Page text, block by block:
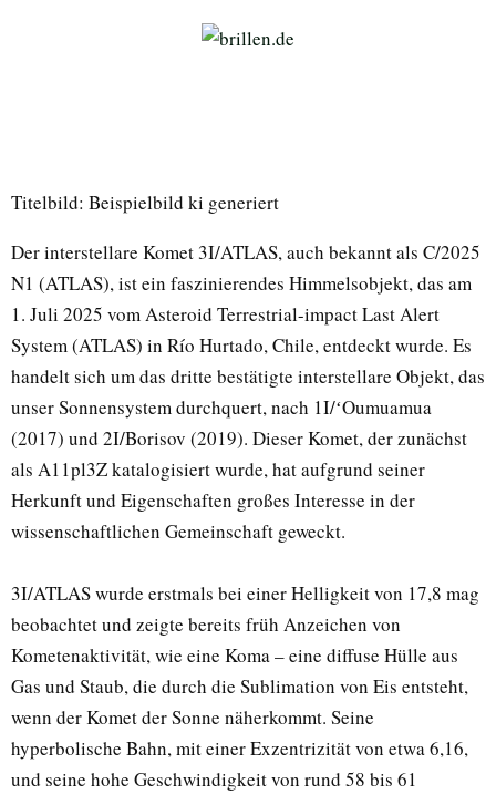
Titelbild: Beispielbild ki generiert
Der interstellare Komet 3I/ATLAS, auch bekannt als C/2025
N1 (ATLAS), ist ein faszinierendes Himmelsobjekt, das am
1. Juli 2025 vom Asteroid Terrestrial-impact Last Alert
System (ATLAS) in Río Hurtado, Chile, entdeckt wurde. Es
handelt sich um das dritte bestätigte interstellare Objekt, das
unser Sonnensystem durchquert, nach 1I/ʻOumuamua
(2017) und 2I/Borisov (2019). Dieser Komet, der zunächst
als A11pl3Z katalogisiert wurde, hat aufgrund seiner
Herkunft und Eigenschaften großes Interesse in der
wissenschaftlichen Gemeinschaft geweckt.
3I/ATLAS wurde erstmals bei einer Helligkeit von 17,8 mag
beobachtet und zeigte bereits früh Anzeichen von
Kometenaktivität, wie eine Koma – eine diffuse Hülle aus
Gas und Staub, die durch die Sublimation von Eis entsteht,
wenn der Komet der Sonne näherkommt. Seine
hyperbolische Bahn, mit einer Exzentrizität von etwa 6,16,
und seine hohe Geschwindigkeit von rund 58 bis 61